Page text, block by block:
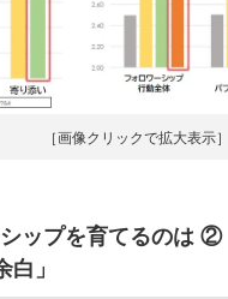
［画像クリックで拡大表示］
ップを育てるのは
」